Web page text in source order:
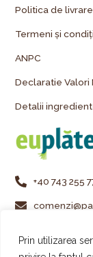
Prin utilizarea
Politica de livrare
Termeni și
ANPC
Declaratie Valori
Detalii
+40 743 255
Urmărește-